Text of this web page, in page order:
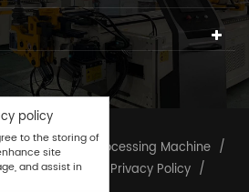
/ Tube Processing Machine /
Sitemap.XML Privacy Policy /
policy
to the storing of
site
and assist in